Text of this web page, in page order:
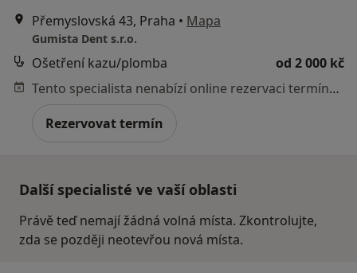
Přemyslovská 43, Praha • Mapa
Gumista Dent s.r.o.
Ošetření kazu/plomba
od 2 000 kč
Tento specialista nenabízí online rezervaci termínu na této adrese.
Rezervovat termín
Další specialisté ve vaší oblasti
Právě teď nemají žádná volná místa. Zkontrolujte,
zda se později neotevřou nová místa.